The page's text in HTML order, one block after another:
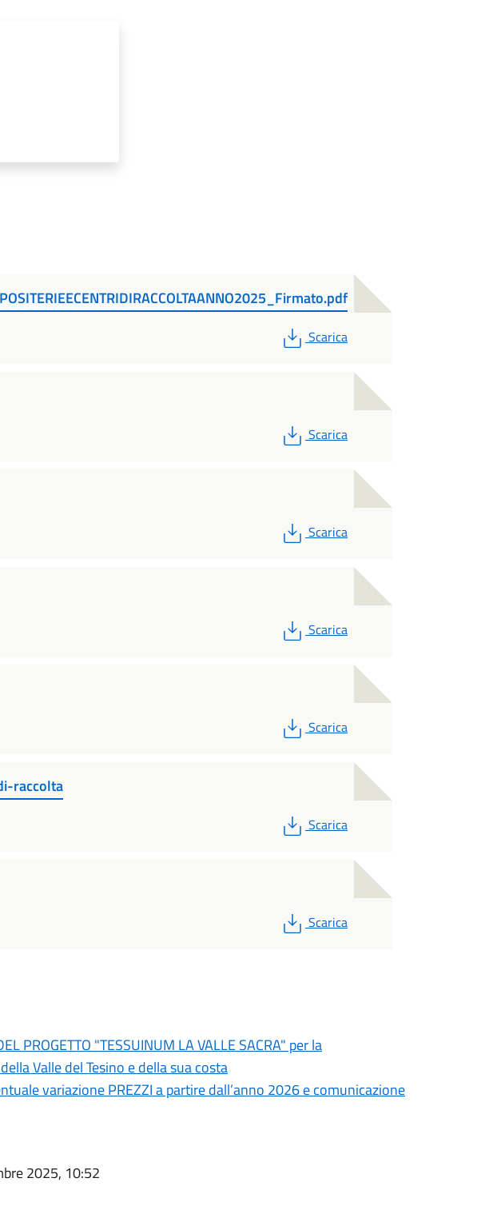
PDF
Scarica
PDF
Scarica
PDF
Scarica
PDF
Scarica
PDF
Scarica
raccolta
PDF
Scarica
PDF
Scarica
PROGETTO "TESSUINUM LA VALLE SACRA" per la
Valle del Tesino e della sua costa
variazione PREZZI a partire dall’anno 2026 e comunicazione
2025, 10:52